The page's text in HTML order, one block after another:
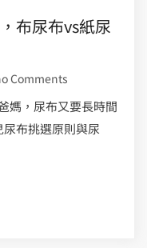
布尿布vs紙尿
Comments
媽，尿布又要長時間
布挑選原則與尿